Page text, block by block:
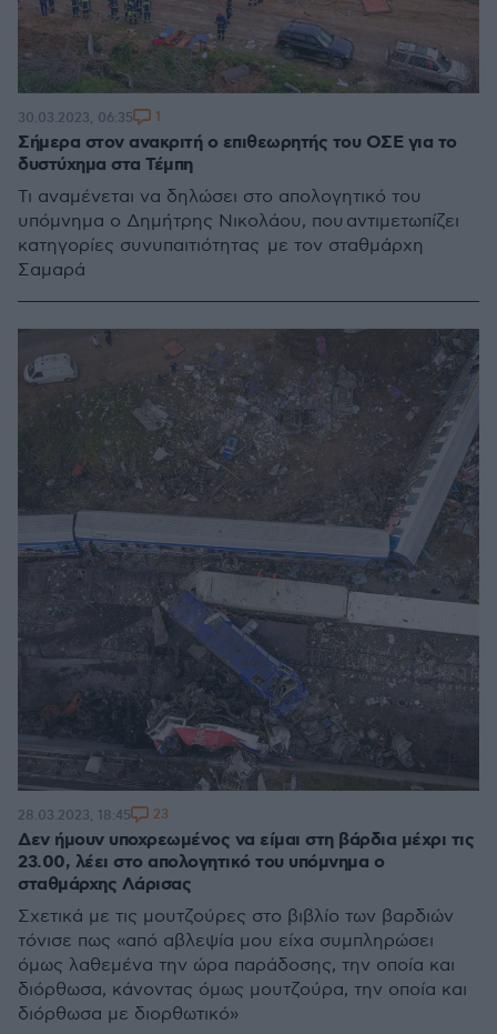
Σήμερα στον ανακριτή ο επιθεωρητής του ΟΣΕ για το
δυστύχημα στα Τέμπη
Τι αναμένεται να δηλώσει στο απολογητικό του
υπόμνημα ο Δημήτρης Νικολάου, που αντιμετωπίζει
κατηγορίες συνυπαιτιότητας με τον σταθμάρχη
Σαμαρά
30.03.2023, 06:35 1
Δεν ήμουν υποχρεωμένος να είμαι στη βάρδια μέχρι τις
23.00, λέει στο απολογητικό του υπόμνημα ο
σταθμάρχης Λάρισας
Σχετικά με τις μουτζούρες στο βιβλίο των βαρδιών
τόνισε πως «από αβλεψία μου είχα συμπληρώσει
όμως λαθεμένα την ώρα παράδοσης, την οποία και
διόρθωσα, κάνοντας όμως μουτζούρα, την οποία και
διόρθωσα με διορθωτικό»
28.03.2023, 18:45 23